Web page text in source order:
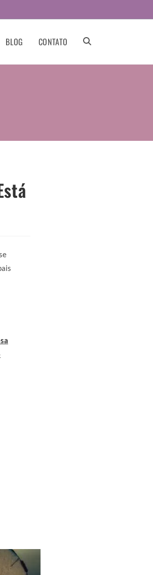
BLOG CONTATO